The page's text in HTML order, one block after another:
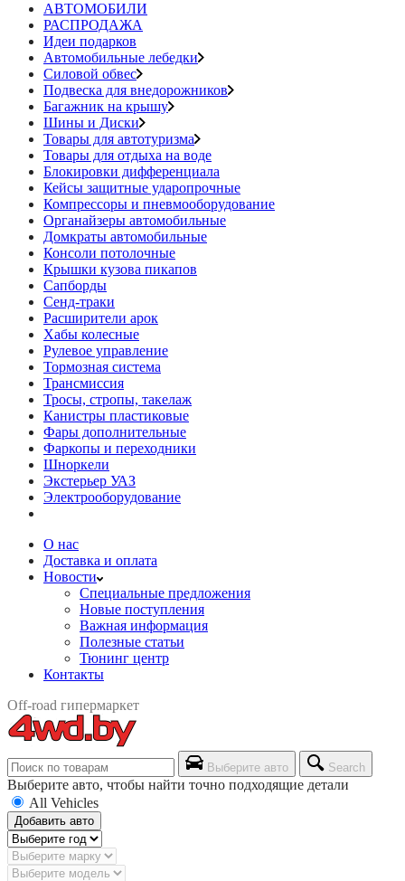
АВТОМОБИЛИ
РАСПРОДАЖА
Идеи подарков
Автомобильные лебедки
Силовой обвес
Подвеска для внедорожников
Багажник на крышу
Шины и Диски
Товары для автотуризма
Товары для отдыха на воде
Блокировки дифференциала
Кейсы защитные ударопрочные
Компрессоры и пневмооборудование
Органайзеры автомобильные
Домкраты автомобильные
Консоли потолочные
Крышки кузова пикапов
Сапборды
Сенд-траки
Расширители арок
Хабы колесные
Рулевое управление
Тормозная система
Трансмиссия
Тросы, стропы, такелаж
Канистры пластиковые
Фары дополнительные
Фаркопы и переходники
Шноркели
Экстерьер УАЗ
Электрооборудование
О нас
Доставка и оплата
Новости
Специальные предложения
Новые поступления
Важная информация
Полезные статьи
Тюнинг центр
Контакты
Off-road гипермаркет
Выберите авто Search
Выберите авто, чтобы найти точно подходящие детали
All Vehicles
Добавить авто